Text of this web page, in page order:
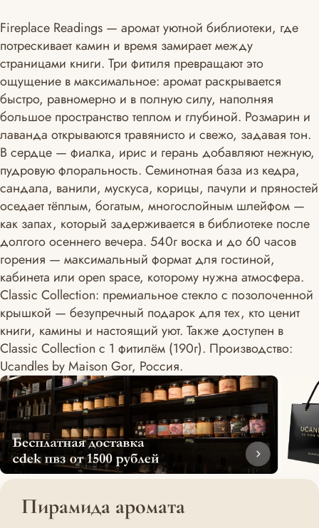
Fireplace Readings — аромат уютной библиотеки, где
потрескивает камин и время замирает между
страницами книги. Три фитиля превращают это
ощущение в максимальное: аромат раскрывается
быстро, равномерно и в полную силу, наполняя
большое пространство теплом и глубиной. Розмарин и
лаванда открываются травянисто и свежо, задавая тон.
В сердце — фиалка, ирис и герань добавляют нежную,
пудровую флоральность. Семинотная база из кедра,
сандала, ванили, мускуса, корицы, пачули и пряностей
оседает тёплым, богатым, многослойным шлейфом —
как запах, который задерживается в библиотеке после
долгого осеннего вечера. 540г воска и до 60 часов
горения — максимальный формат для гостиной,
кабинета или open space, которому нужна атмосфера.
Classic Collection: премиальное стекло с позолоченной
крышкой — безупречный подарок для тех, кто ценит
книги, камины и настоящий уют. Также доступен в
Classic Collection с 1 фитилём (190г). Производство:
Ucandles by Maison Gor, Россия.
Пирамида аромата